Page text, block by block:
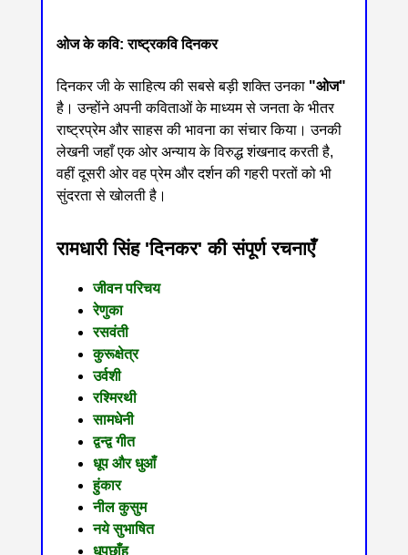
ओज के कवि: राष्ट्रकवि दिनकर
दिनकर जी के साहित्य की सबसे बड़ी शक्ति उनका "ओज"
है। उन्होंने अपनी कविताओं के माध्यम से जनता के भीतर
राष्ट्रप्रेम और साहस की भावना का संचार किया। उनकी
लेखनी जहाँ एक ओर अन्याय के विरुद्ध शंखनाद करती है,
वहीं दूसरी ओर वह प्रेम और दर्शन की गहरी परतों को भी
सुंदरता से खोलती है।
रामधारी सिंह 'दिनकर' की संपूर्ण रचनाएँ
जीवन परिचय
रेणुका
रसवंती
कुरूक्षेत्र
उर्वशी
रश्मिरथी
सामधेनी
द्वन्द्व गीत
धूप और धुआँ
हुंकार
नील कुसुम
नये सुभाषित
धूपछाँह